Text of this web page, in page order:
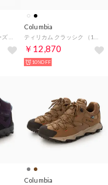
Columbia
￥12,870
10%OFF
Columbia